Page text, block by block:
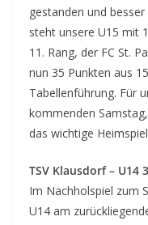
gestanden und
steht unsere U15 mit
11. Rang, der FC St.
nun 35 Punkten aus
Tabellenführung. Für
kommenden
das wichtige
TSV Klausdorf – U14
Im Nachholspiel zum
U14 am